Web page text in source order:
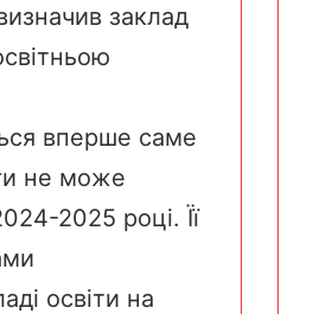
заклад
вперше саме
не може
2025 році. Її
освіти на